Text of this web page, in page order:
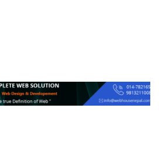
पर्खाल भत्किँदा दुई मजदुरको मृत्यु